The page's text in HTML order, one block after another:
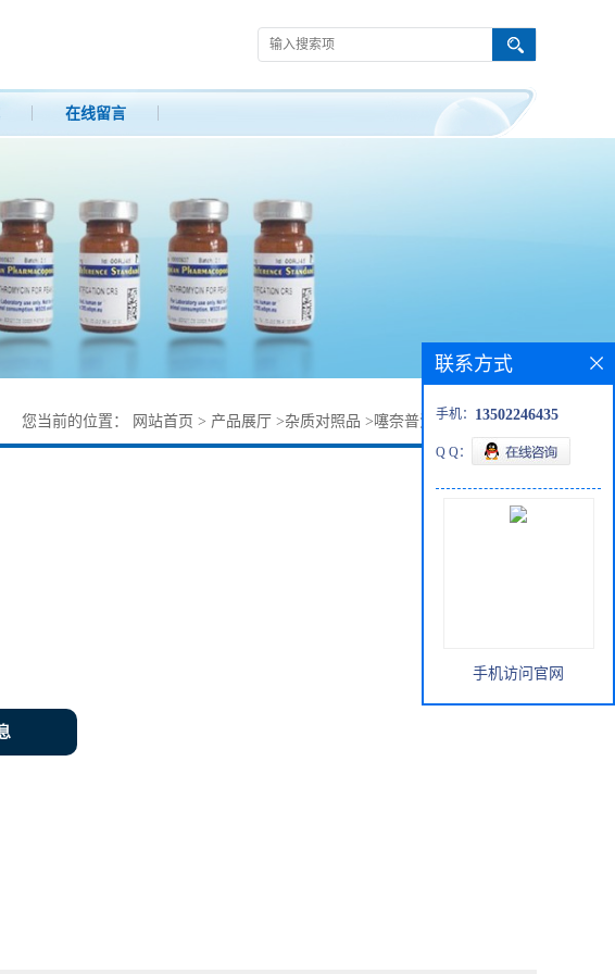
在线留言
您当前的位置： 网站首页 > 产品展厅 >杂质对照品 >噻奈普汀杂质26638-56-2
联系方式
手机： 13502246435
Q Q：
手机访问官网